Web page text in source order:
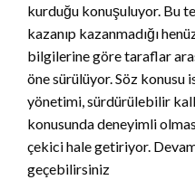
kurduğu konuşuluyor. Bu
kazanıp kazanmadığı
bilgilerine göre taraflar
öne sürülüyor. Söz
yönetimi, sürdürülebilir
konusunda deneyimli
çekici hale getiriyor.
geçebilirsiniz